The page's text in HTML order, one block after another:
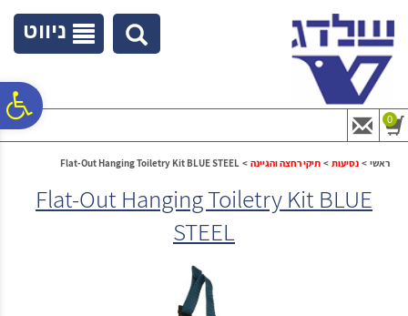
נגישות
ניווט
0
ראשי > נסיעות > תיקי רחצה והגיינה >
Flat-Out Hanging Toiletry Kit BLUE STEEL
Flat-Out Hanging Toiletry Kit BLUE
STEEL